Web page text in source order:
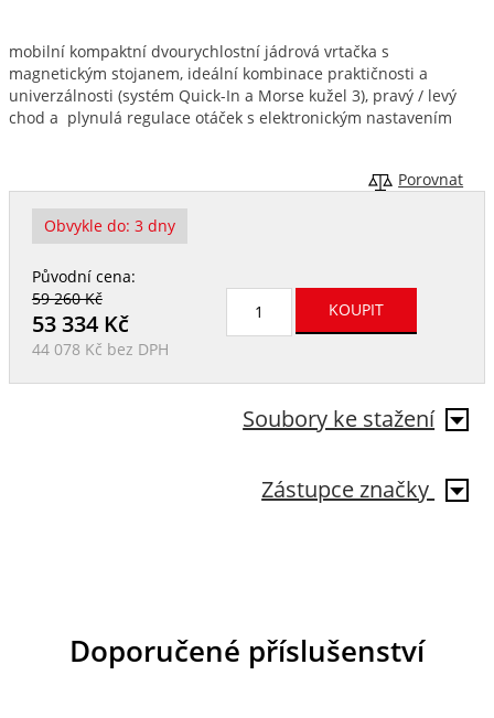
mobilní kompaktní dvourychlostní jádrová vrtačka s
magnetickým stojanem, ideální kombinace praktičnosti a
univerzálnosti (systém Quick-In a Morse kužel 3), pravý / levý
chod a plynulá regulace otáček s elektronickým nastavením
Porovnat
Obvykle do: 3 dny
Původní cena:
59 260 Kč
53 334Kč
44 078 Kč bez DPH
Soubory ke stažení
Zástupce značky
Doporučené příslušenství